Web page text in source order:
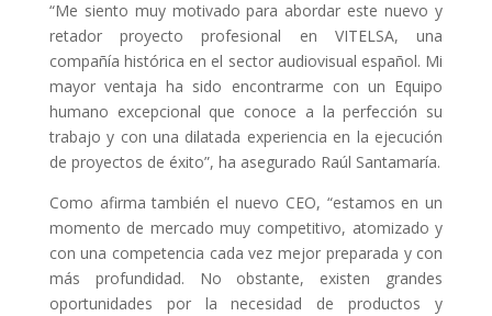
“Me siento muy motivado para abordar este nuevo y
retador proyecto profesional en VITELSA, una
compañía histórica en el sector audiovisual español. Mi
mayor ventaja ha sido encontrarme con un Equipo
humano excepcional que conoce a la perfección su
trabajo y con una dilatada experiencia en la ejecución
de proyectos de éxito”, ha asegurado Raúl Santamaría.
Como afirma también el nuevo CEO, “estamos en un
momento de mercado muy competitivo, atomizado y
con una competencia cada vez mejor preparada y con
más profundidad. No obstante, existen grandes
oportunidades por la necesidad de productos y